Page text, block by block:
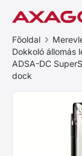
Főoldal
Dokkoló állomás
ADSA-DC
dock